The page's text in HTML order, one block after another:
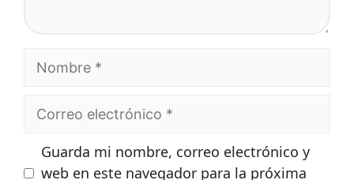
Correo
electrónico
Guarda mi nombre, correo electrónico y
web en este navegador para la próxima